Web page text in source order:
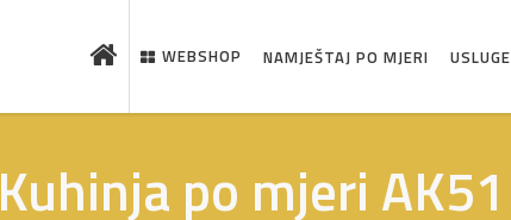
WEBSHOP NAMJEŠTAJ PO MJERI USLUGE
Kuhinja po mjeri AK51